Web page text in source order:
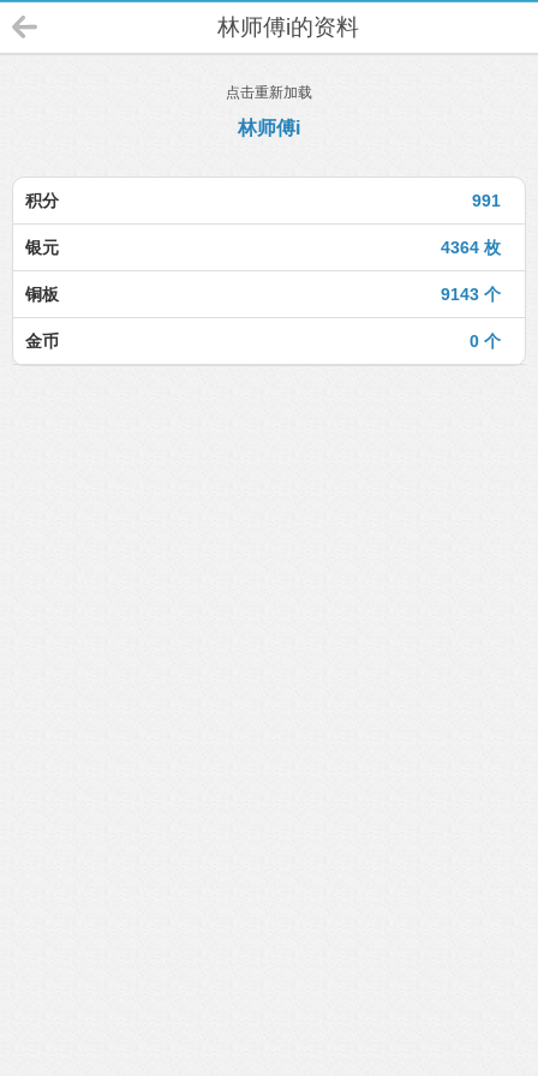
林师傅i的资料
点击重新加载
林师傅i
991
积分
4364 枚
银元
9143 个
铜板
0 个
金币